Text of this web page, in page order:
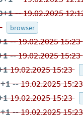
--19.02.2025
browser
--19.02.2025 15:23
--19.02.2025 15:23
19.02.2025 15:23
--19.02.2025
19.02.2025 15:23
--19.02.2025